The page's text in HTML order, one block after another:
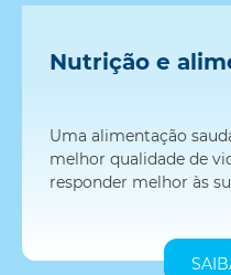
Nutrição e
Uma alimentação
melhor qualidade de
responder melhor às